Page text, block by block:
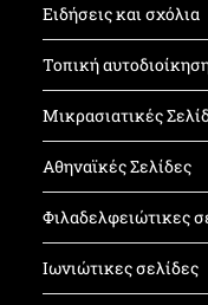
Ειδήσεις και σχόλια
Τοπική
Μικρασιατικές
Αθηναϊκές Σελίδες
Φιλαδελφειώτικες
Ιωνιώτικες σελίδες